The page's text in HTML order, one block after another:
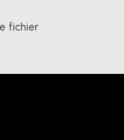
fichier